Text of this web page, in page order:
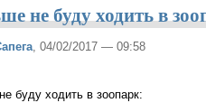
не буду ходить в
, 04/02/2017 — 09:58
буду ходить в зоопарк: